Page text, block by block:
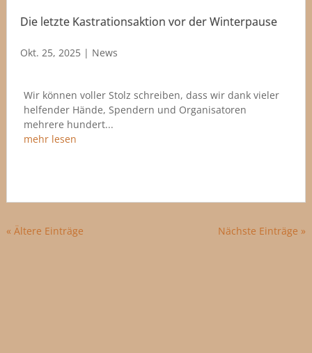
Die letzte Kastrationsaktion vor der Winterpause
Okt. 25, 2025| News
Wir können voller Stolz schreiben, dass wir dank vieler
helfender Hände, Spendern und Organisatoren
mehrere hundert...
mehr lesen
« Ältere Einträge Nächste Einträge »